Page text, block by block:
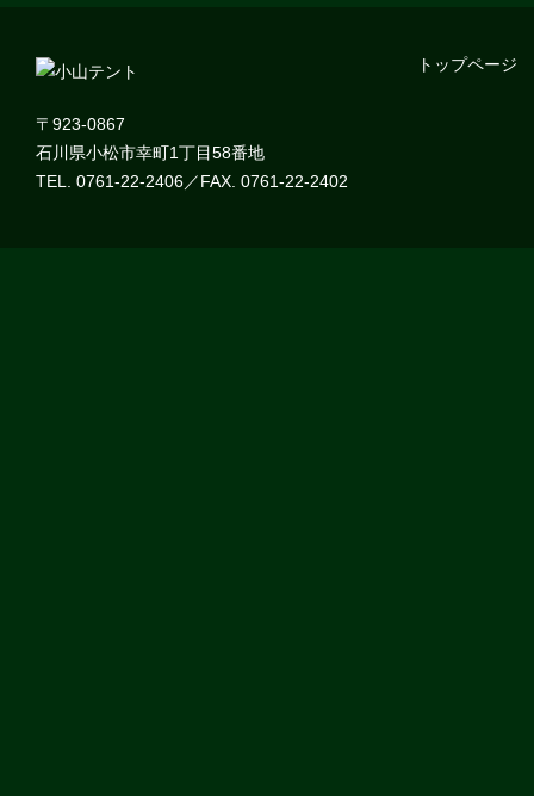
〒923-0867
石川県小松市幸町1丁目58番地
TEL. 0761-22-2406／FAX. 0761-22-2402
トップページ